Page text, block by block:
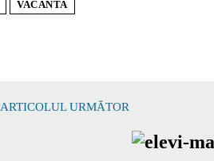
VACANTA
ARTICOLUL URMĂTOR